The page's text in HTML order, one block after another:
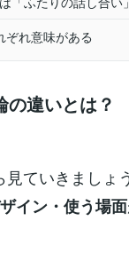
ぞれ意味がある
の違いとは？
ていきましょう
イン・使う場面